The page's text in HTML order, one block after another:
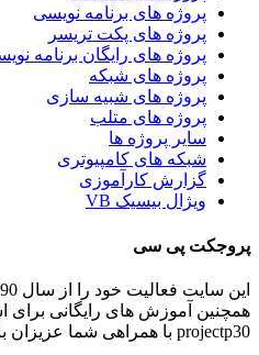
پروژه های برنامه نویسی
پروژه های پکت تریسر
پروژه های رایگان برنامه
پروژه های شبکه
پروژه های شبیه سازی
پروژه های متلب
سایر پروژه ها
شبکه های کامپیوتری
گزارش کارآموزی
ویژال بیسیک VB
پروجکت پی سی
این سایت فعالیت خود را از سال 1390 به عنوان بزرگترین سایت خرید و فروش آنلاین پروژه های برنامه نویسی و انجام پروژه های برنامه نویسی کاربردی و دانشجویی در ایران شروع کرده است.
همچنین آموزش های رایگانی برای
projectp30 با همراهی شما عزیزان با قدرت به مسیر خود ادامه خواهد داد .